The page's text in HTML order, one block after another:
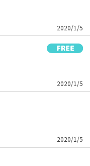
2020/1/5
2020/1/5
2020/1/5